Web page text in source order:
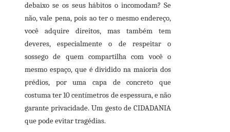
debaixo se os seus hábitos o incomodam? Se
não, vale pena, pois ao ter o mesmo endereço,
você adquire direitos, mas também tem
deveres, especialmente o de respeitar o
sossego de quem compartilha com você o
mesmo espaço, que é dividido na maioria dos
prédios, por uma capa de concreto que
costuma ter 10 centímetros de espessura, e não
garante privacidade. Um gesto de CIDADANIA
que pode evitar tragédias.